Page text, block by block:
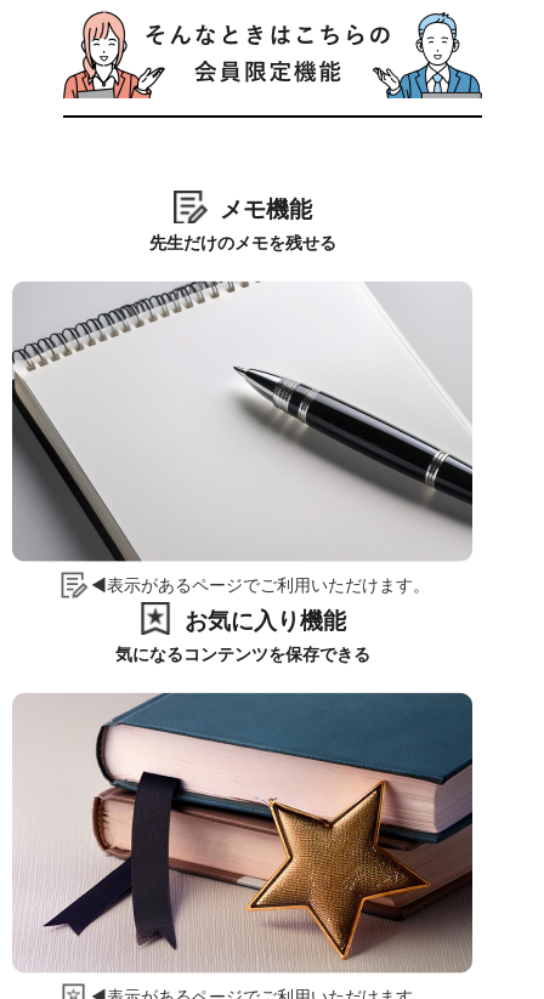
メモ機能
先生だけのメモを残せる
◀表示があるページでご利用いただけます。
お気に入り機能
気になるコンテンツを保存できる